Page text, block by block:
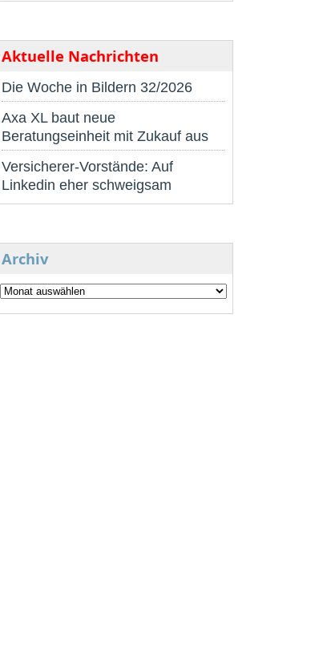
Aktuelle Nachrichten
Die Woche in Bildern 32/2026
Axa XL baut neue
Beratungseinheit mit Zukauf aus
Versicherer-Vorstände: Auf
Linkedin eher schweigsam
Archiv